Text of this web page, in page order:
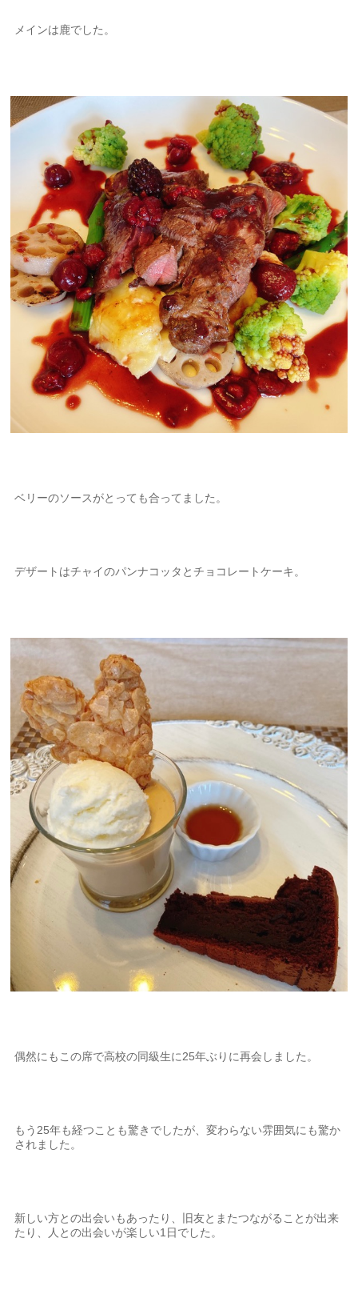
メインは鹿でした。
ベリーのソースがとっても合ってました。
デザートはチャイのパンナコッタとチョコレートケーキ。
偶然にもこの席で高校の同級生に25年ぶりに再会しました。
もう25年も経つことも驚きでしたが、変わらない雰囲気にも驚か
されました。
新しい方との出会いもあったり、旧友とまたつながることが出来
たり、人との出会いが楽しい1日でした。